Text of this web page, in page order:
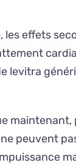
effets
levitra
peuvent